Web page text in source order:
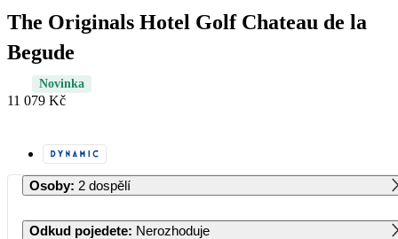
The Originals Hotel Golf Chateau de la
Begude
Novinka
11 079 Kč
Osoby: 2 dospělí
Odkud pojedete: Nerozhoduje